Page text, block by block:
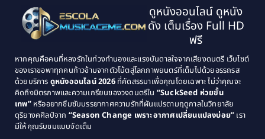
Classic หนังคลาสสิก(25)
Classic หนังคลาสสิก(134)
Classic หนังคลาสสิก(21)
Comedy ตลก(515)
Comedy ตลก(46)
1995
1994
1993
1992
1989
1988
1987
1986
1985
1984
1983
1982
ดูหนังออนไลน์ ดูหนัง
ดัง เต็มเรื่อง Full HD
ฟรี
หากคุณคือคนที่หลงรักในท่วงทำนองและแรงบันดาลใจจากเสียงดนตรี เว็บไซต์
ของเราขอพาทุกคนก้าวข้ามจากตัวโน้ตสู่โลกภาพยนตร์ที่เต็มไปด้วยอรรถรส
ด้วยบริการ ดูหนังออนไลน์ 2026ที่คัดสรรมาเพื่อคุณโดยเฉพาะ ไม่ว่าคุณจะ
คิดถึงมิตรภาพและความเกรียนของวงดนตรีใน “SuckSeed ห่วยขั้น
เทพ”หรืออยากซึมซับบรรยากาศความรักที่ผันแปรตามฤดูกาลในวิทยาลัย
ดุริยางคศิลป์จาก “Season Change เพราะอากาศเปลี่ยนแปลงบ่อย” เรา
มีให้คุณรับชมแบบจัดเต็ม